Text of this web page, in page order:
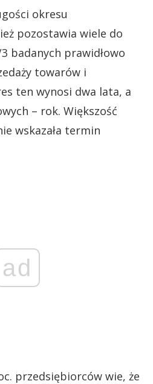
okresu
pozostawia wiele do
badanych prawidłowo
towarów i
ten wynosi dwa lata, a
– rok. Większość
wskazała termin
ad
przedsiębiorców wie, że